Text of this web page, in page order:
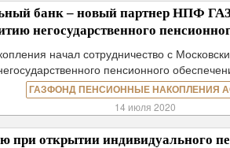
банк – новый партнер НПФ
негосударственного
начал сотрудничество с
пенсионного
ГАЗФОНД ПЕНСИОННЫЕ НАКОПЛЕНИЯ
14 июля 2020
при открытии индивидуального